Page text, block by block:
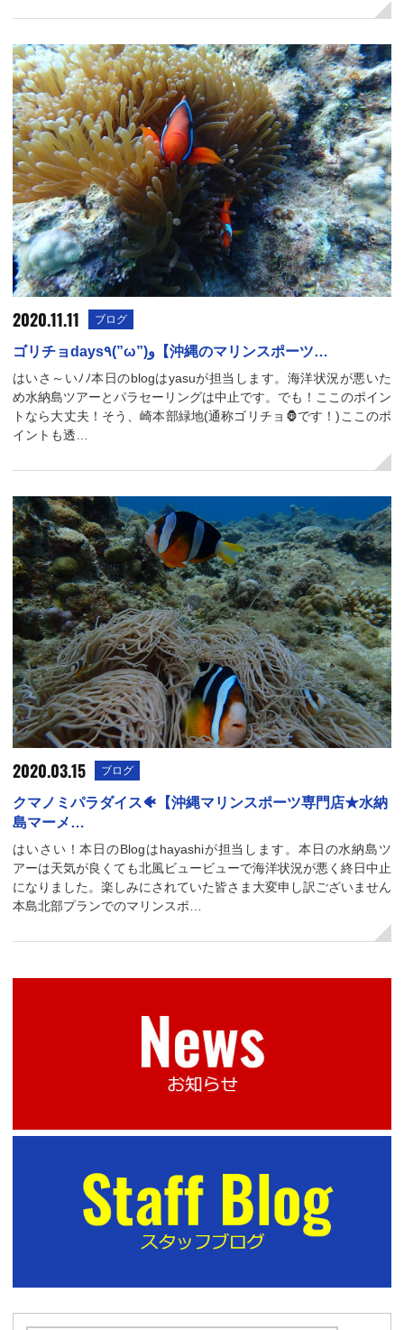
2020.11.11 ブログ
ゴリチョdays٩(”ω”)و【沖縄のマリンスポーツ…
はいさ～いﾉﾉ本日のblogはyasuが担当します。海洋状況が悪いた
め水納島ツアーとパラセーリングは中止です。でも！ここのポイン
トなら大丈夫！そう、崎本部緑地(通称ゴリチョ🦍です！)ここのポ
イントも透…
2020.03.15 ブログ
クマノミパラダイス🐠【沖縄マリンスポーツ専門店★水納
島マーメ…
はいさい！本日のBlogはhayashiが担当します。本日の水納島ツ
アーは天気が良くても北風ビュービューで海洋状況が悪く終日中止
になりました。楽しみにされていた皆さま大変申し訳ございません
本島北部プランでのマリンスポ…